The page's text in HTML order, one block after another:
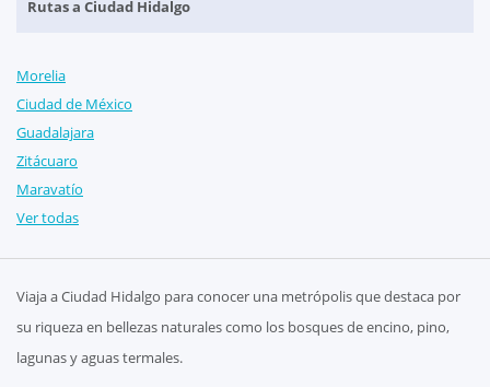
Rutas a Ciudad Hidalgo
Morelia
Ciudad de México
Guadalajara
Zitácuaro
Maravatío
Ver todas
Viaja a Ciudad Hidalgo para conocer una metrópolis que destaca por
su riqueza en bellezas naturales como los bosques de encino, pino,
lagunas y aguas termales.